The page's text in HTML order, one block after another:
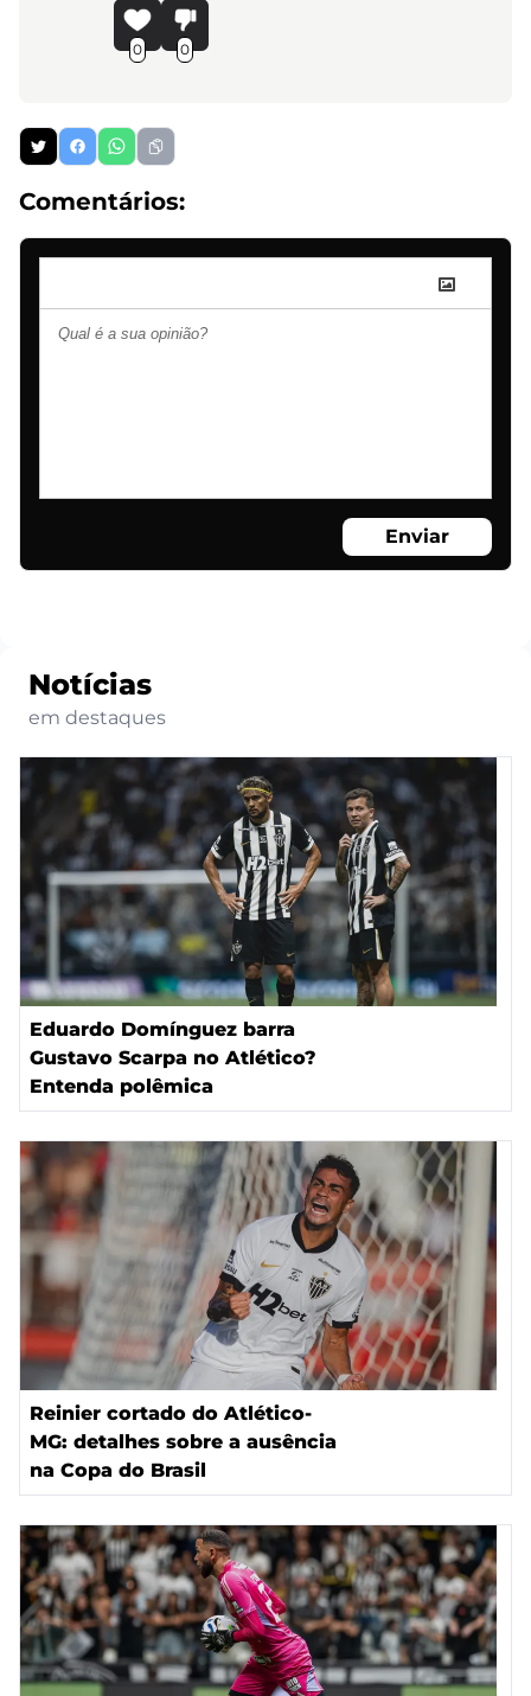
0 0
Comentários:
Enviar
Notícias
em destaques
Eduardo Domínguez barra
Gustavo Scarpa no Atlético?
Entenda polêmica
Reinier cortado do Atlético-
MG: detalhes sobre a ausência
na Copa do Brasil